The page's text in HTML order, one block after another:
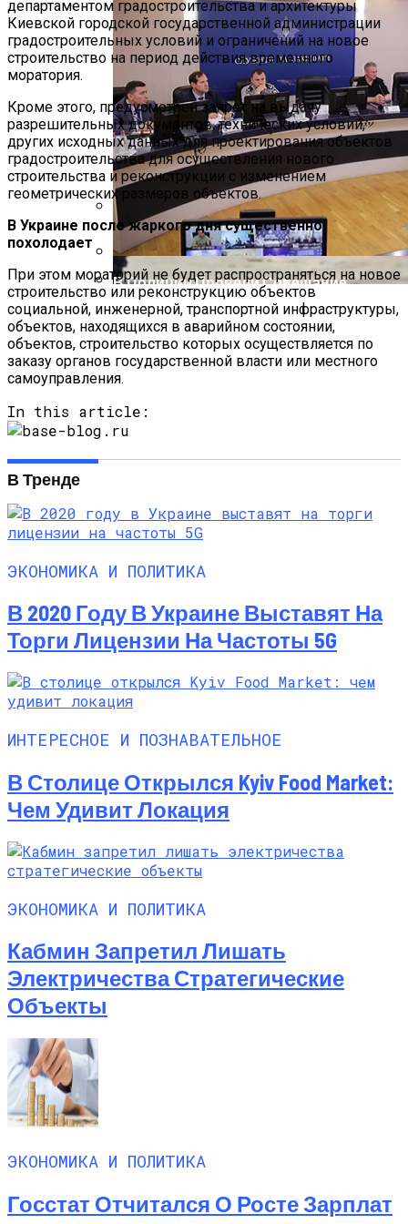
Международная Реакция На Тарифы
Трампа: Что Стоит На Кону
Кризис Безопасности На Гаити:
Ужасающая Реальность Безнадежной
Обстановки
В Полиции Провели Совещание
Накануне Крестного Хода В Киеве
департаментом градостроительства и архитектуры
Киевской городской государственной администрации
градостроительных условий и ограничений на новое
строительство на период действия временного
моратория.
Кроме этого, предусмотрен запрет на выдачу
разрешительных документов, технических условий,
других исходных данных для проектирования объектов
градостроительства для осуществления нового
строительства и реконструкции с изменением
геометрических размеров объектов.
В Украине после жаркого дня существенно
похолодает
При этом мораторий не будет распространяться на новое
строительство или реконструкцию объектов
социальной, инженерной, транспортной инфраструктуры,
объектов, находящихся в аварийном состоянии,
объектов, строительство которых осуществляется по
заказу органов государственной власти или местного
самоуправления.
In this article:
В Тренде
ЭКОНОМИКА И ПОЛИТИКА
В 2020 Году В Украине Выставят На
Торги Лицензии На Частоты 5G
ИНТЕРЕСНОЕ И ПОЗНАВАТЕЛЬНОЕ
В Столице Открылся Kyiv Food Market:
Чем Удивит Локация
ЭКОНОМИКА И ПОЛИТИКА
Кабмин Запретил Лишать
Электричества Стратегические
Объекты
ЭКОНОМИКА И ПОЛИТИКА
Госстат Отчитался О Росте Зарплат